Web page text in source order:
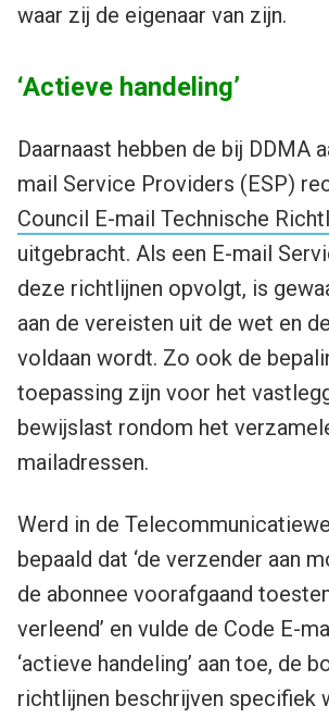
waar zij de eigenaar van zijn.
‘Actieve handeling’
Daarnaast hebben de bij DDMA
mail Service Providers (ESP)
Council E-mail Technische
uitgebracht. Als een E-mail
deze richtlijnen opvolgt, is
aan de vereisten uit de wet en
voldaan wordt. Zo ook de
toepassing zijn voor het
bewijslast rondom het
mailadressen.
Werd in de
bepaald dat ‘de verzender aan
de abonnee voorafgaand
verleend’ en vulde de Code E-
‘actieve handeling’ aan toe, de
richtlijnen beschrijven specifiek